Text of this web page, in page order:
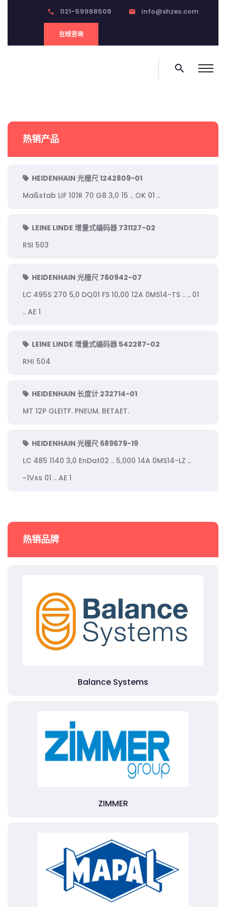
phone 021-59988508 email info@shzex.com
在线咨询
search
热销产品
HEIDENHAIN 光栅尺 1242809-01
Maßstab LIF 101R 70 G8 3,0 15 .. OK 01 ..
LEINE LINDE 增量式编码器 731127-02
RSI 503
HEIDENHAIN 光栅尺 760942-07
LC 495S 270 5,0 DQ01 FS 10,00 12A 0MS14-TS .. .. 01
.. AE 1
LEINE LINDE 增量式编码器 542287-02
RHI 504
HEIDENHAIN 长度计 232714-01
MT 12P GLEITF. PNEUM. BETAET.
HEIDENHAIN 光栅尺 689679-19
LC 485 1140 3,0 EnDat02 .. 5,000 14A 0MS14-LZ ..
~1Vss 01 .. AE 1
热销品牌
Balance Systems
ZIMMER